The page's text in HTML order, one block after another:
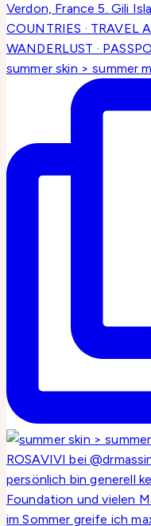
summer skin > summer